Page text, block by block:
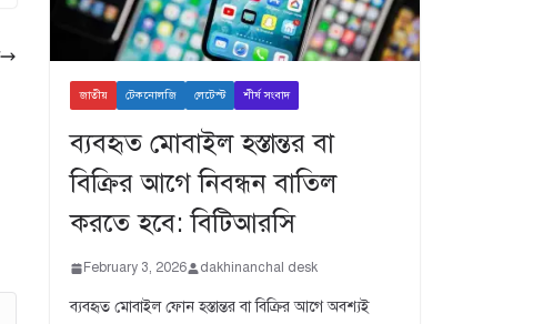
জাতীয় টেকনোলজি লেটেস্ট শীর্ষ সংবাদ
ব্যবহৃত মোবাইল হস্তান্তর বা
বিক্রির আগে নিবন্ধন বাতিল
করতে হবে: বিটিআরসি
February 3, 2026 dakhinanchal desk
ব্যবহৃত মোবাইল ফোন হস্তান্তর বা বিক্রির আগে অবশ্যই